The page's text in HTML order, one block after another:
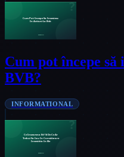
Cum pot începe să
BVB?
INFORMATIONAL